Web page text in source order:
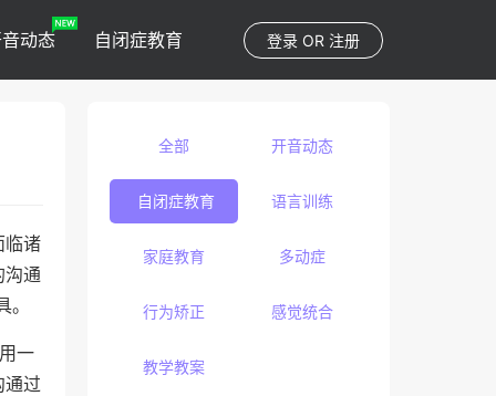
登录 OR 注册
动态 自闭症教育
临诸
沟通
一
通过
全部 开音动态
自闭症教育 语言训练
家庭教育 多动症
行为矫正 感觉统合
教学教案